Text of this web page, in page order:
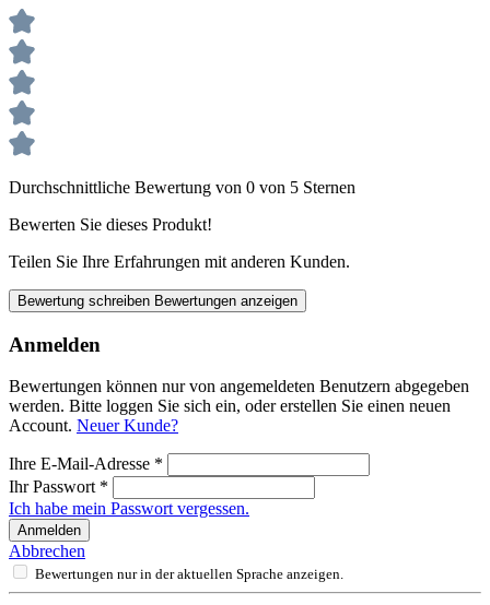
Durchschnittliche Bewertung von 0 von 5 Sternen
Bewerten Sie dieses Produkt!
Teilen Sie Ihre Erfahrungen mit anderen Kunden.
Bewertung schreiben Bewertungen anzeigen
Anmelden
Bewertungen können nur von angemeldeten Benutzern abgegeben
werden. Bitte loggen Sie sich ein, oder erstellen Sie einen neuen
Account. Neuer Kunde?
Ihre E-Mail-Adresse *
Ihr Passwort *
Ich habe mein Passwort vergessen.
Anmelden
Abbrechen
Bewertungen nur in der aktuellen Sprache anzeigen.